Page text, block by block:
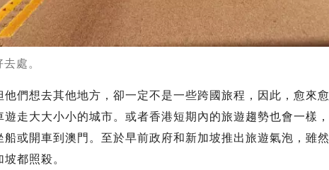
處。
們想去其他地方，卻一定不是一些跨國旅程，因此，愈來愈
走大大小小的城市。或者香港短期內的旅遊趨勢也會一樣，
或開車到澳門。至於早前政府和新加坡推出旅遊氣泡，雖然
都照殺。